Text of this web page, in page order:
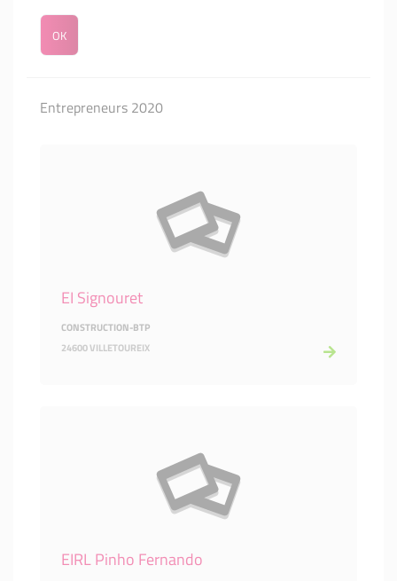
Entrepreneurs 2020
EI Signouret
CONSTRUCTION-BTP
24600 VILLETOUREIX
EIRL Pinho Fernando